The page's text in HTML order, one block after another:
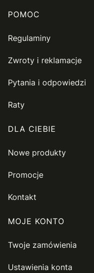
Linki w stopce
POMOC
Regulaminy
Zwroty i reklamacje
Pytania i odpowiedzi
Raty
DLA CIEBIE
Nowe produkty
Promocje
Kontakt
MOJE KONTO
Twoje zamówienia
Ustawienia konta